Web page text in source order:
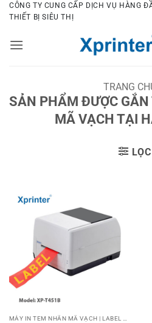
Bỏ
qua
dung
CÔNG TY CUNG CẤP DỊCH VỤ HÀNG
THIẾT BỊ SIÊU THỊ
TRANG
SẢN PHẨM ĐƯỢC GẮN
MÃ VẠCH TẠI
LỌC